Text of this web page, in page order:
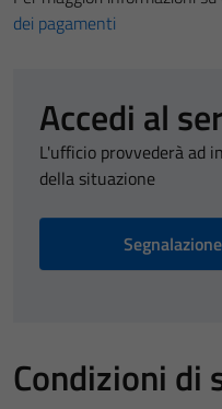
dei pagamenti
Accedi al
L'ufficio provvederà ad
della situazione
Condizioni di